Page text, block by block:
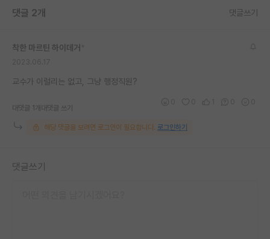
반도체 아카데미
댓글 2개 댓글쓰기
착한 마르틴 하이데거
교수가 이럴리는 없고, 그냥 행정직원?
대댓글 1개 대댓글 쓰기
해당 댓글을 보려면 로그인이 필요합니다. 로그인하기
댓글쓰기